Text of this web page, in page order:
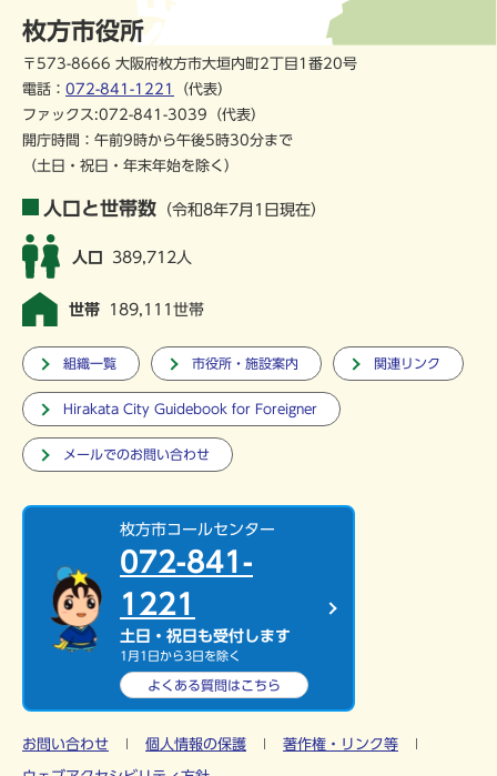
枚方市役所
〒573-8666 大阪府枚方市大垣内町2丁目1番20号
電話： 072-841-1221
（代表）
ファックス:072-841-3039（代表）
開庁時間：午前9時から午後5時30分まで
（土日・祝日・年末年始を除く）
人口と世帯数 （令和8年7月1日現在）
人口 389,712人
世帯 189,111世帯
組織一覧 市役所・施設案内 関連リンク
Hirakata City Guidebook for Foreigner
メールでのお問い合わせ
枚方市コールセンター
072-841-
1221
土日・祝日も受付します
1月1日から3日を除く
よくある質問はこちら
お問い合わせ 個人情報の保護 著作権・リンク等